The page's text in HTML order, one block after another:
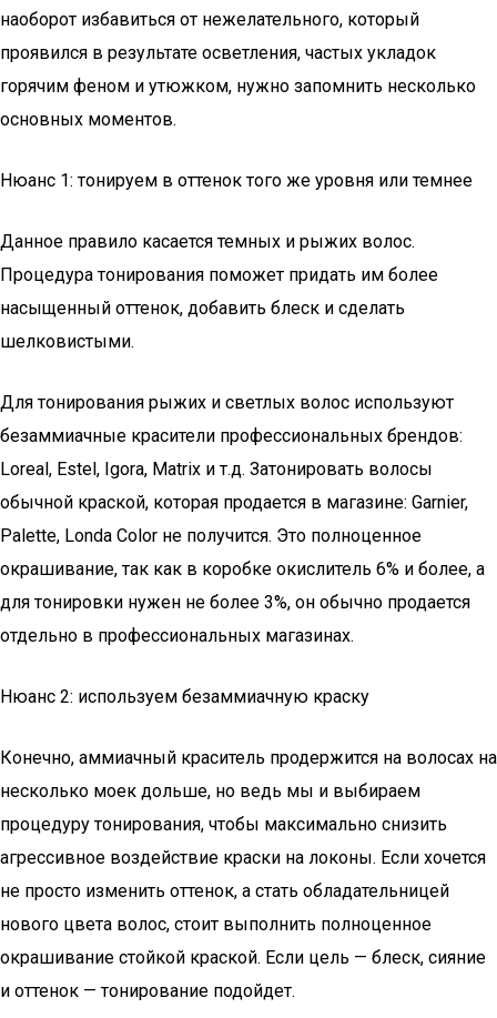
наоборот избавиться от нежелательного, который
проявился в результате осветления, частых укладок
горячим феном и утюжком, нужно запомнить несколько
основных моментов.
Нюанс 1: тонируем в оттенок того же уровня или темнее
Данное правило касается темных и рыжих волос.
Процедура тонирования поможет придать им более
насыщенный оттенок, добавить блеск и сделать
шелковистыми.
Для тонирования рыжих и светлых волос используют
безаммиачные красители профессиональных брендов:
Loreal, Estel, Igora, Matrix и т.д. Затонировать волосы
обычной краской, которая продается в магазине: Garnier,
Palette, Londa Color не получится. Это полноценное
окрашивание, так как в коробке окислитель 6% и более, а
для тонировки нужен не более 3%, он обычно продается
отдельно в профессиональных магазинах.
Нюанс 2: используем безаммиачную краску
Конечно, аммиачный краситель продержится на волосах на
несколько моек дольше, но ведь мы и выбираем
процедуру тонирования, чтобы максимально снизить
агрессивное воздействие краски на локоны. Если хочется
не просто изменить оттенок, а стать обладательницей
нового цвета волос, стоит выполнить полноценное
окрашивание стойкой краской. Если цель — блеск, сияние
и оттенок — тонирование подойдет.